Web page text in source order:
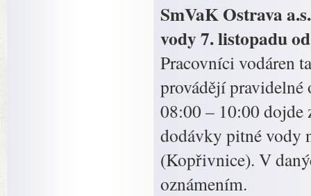
SmVaK Ostrava
vody 7. listopadu
Pracovníci vodáren
provádějí pravidelné
08:00 – 10:00 dojde
dodávky pitné vody
(Kopřivnice). V
oznámením.